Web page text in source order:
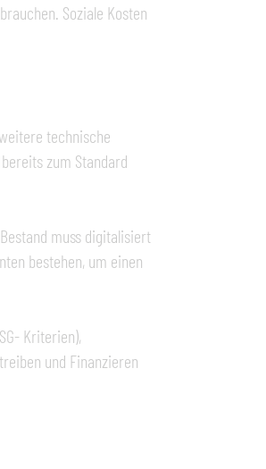
Soziale Kosten
technische
zum Standard
muss digitalisiert
bestehen, um einen
Kriterien),
und Finanzieren